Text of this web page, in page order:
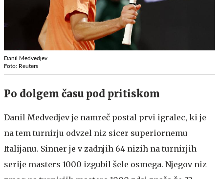
Danil Medvedjev
Foto: Reuters
Po dolgem času pod pritiskom
Danil Medvedjev je namreč postal prvi igralec, ki je
na tem turnirju odvzel niz sicer superiornemu
Italijanu. Sinner je v zadnjih 64 nizih na turnirjih
serije masters 1000 izgubil šele osmega. Njegov niz